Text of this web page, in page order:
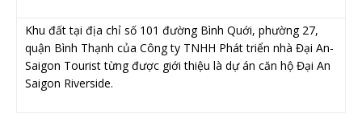
Khu đất tại địa chỉ số 101 đường Bình Quới, phường 27,
quận Bình Thạnh của Công ty TNHH Phát triển nhà Đại An-
Saigon Tourist từng được giới thiệu là dự án căn hộ Đại An
Saigon Riverside.